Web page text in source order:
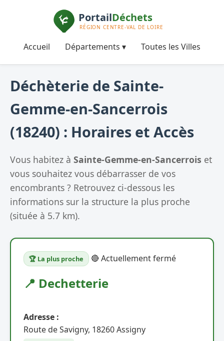
Accueil Départements ▾ Toutes les Villes
Déchèterie de Sainte-
Gemme-en-Sancerrois
(18240) : Horaires et Accès
Vous habitez à Sainte-Gemme-en-Sancerrois et
vous souhaitez vous débarrasser de vos
encombrants ? Retrouvez ci-dessous les
informations sur la structure la plus proche
(située à 5.7 km).
🏆 La plus proche 🔴 Actuellement fermé
📍 Dechetterie
Adresse :
Route de Savigny, 18260 Assigny